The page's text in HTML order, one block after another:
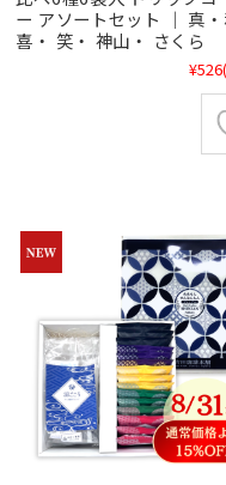
ー アソートセット ｜ 真・
喜・ 笑・ 神山・ さくら
¥526